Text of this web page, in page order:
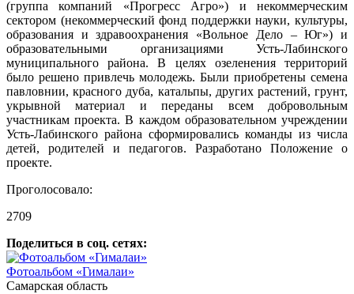
(группа компаний «Прогресс Агро») и некоммерческим
сектором (некоммерческий фонд поддержки науки, культуры,
образования и здравоохранения «Вольное Дело – Юг») и
образовательными организациями Усть-Лабинского
муниципального района. В целях озеленения территорий
было решено привлечь молодежь. Были приобретены семена
павловнии, красного дуба, катальпы, других растений, грунт,
укрывной материал и переданы всем добровольным
участникам проекта. В каждом образовательном учреждении
Усть-Лабинского района сформировались команды из числа
детей, родителей и педагогов. Разработано Положение о
проекте.
Проголосовало:
2709
Поделиться в соц. сетях:
Фотоальбом «Гималаи»
Самарская область